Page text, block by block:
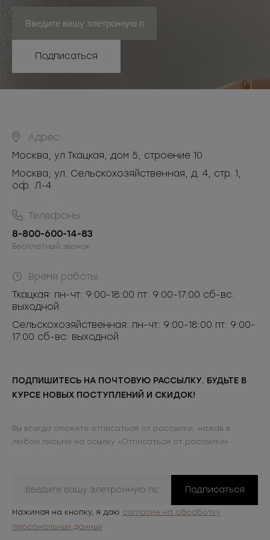
Подписаться
Адрес:
Москва, ул.Ткацкая, дом 5, строение 10
Москва, ул. Сельскохозяйственная, д. 4, стр. 1,
оф. Л-4
Телефоны:
8-800-600-14-83
Бесплатный звонок
Время работы:
Ткацкая: пн-чт: 9:00-18:00 пт: 9:00-17:00 сб-вс:
выходной
Сельскохозяйственная: пн-чт: 9:00-18:00 пт: 9:00-
17:00 сб-вс: выходной
ПОДПИШИТЕСЬ НА ПОЧТОВУЮ РАССЫЛКУ. БУДЬТЕ В
КУРСЕ НОВЫХ ПОСТУПЛЕНИЙ И СКИДОК!
Вы всегда сможете отписаться от рассылки, нажав в
любом письме на ссылку «Отписаться от рассылки»
Подписаться
Нажимая на кнопку, я даю согласие на обработку
персональных данных